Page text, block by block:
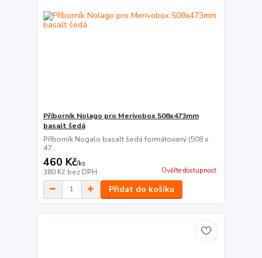
Příborník Nolago pro Merivobox 508x473mm
basalt šedá
Příborník Nogalo basalt šedá formátovaný (508 x
47...
460 Kč/ks
380 Kč bez DPH Ověřte dostupnost
Přidat do košíku